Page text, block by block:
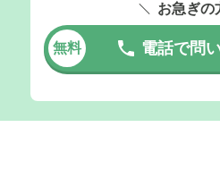
お急ぎの
無料 電話で問